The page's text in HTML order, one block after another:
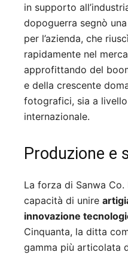
in supporto
dopoguerra segnò
per l’azienda, che
rapidamente nel
approfittando del
e della crescente
fotografici, sia a
internazionale.
Produzione e
La forza di Sanwa
capacità di unire
innovazione
Cinquanta, la ditta
gamma più articolata